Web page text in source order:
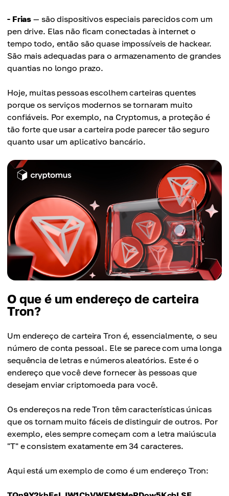
- Frias — são dispositivos especiais parecidos com um
pen drive. Elas não ficam conectadas à internet o
tempo todo, então são quase impossíveis de hackear.
São mais adequadas para o armazenamento de grandes
quantias no longo prazo.
Hoje, muitas pessoas escolhem carteiras quentes
porque os serviços modernos se tornaram muito
confiáveis. Por exemplo, na Cryptomus, a proteção é
tão forte que usar a carteira pode parecer tão seguro
quanto usar um aplicativo bancário.
O que é um endereço de carteira
Tron?
Um endereço de carteira Tron é, essencialmente, o seu
número de conta pessoal. Ele se parece com uma longa
sequência de letras e números aleatórios. Este é o
endereço que você deve fornecer às pessoas que
desejam enviar criptomoeda para você.
Os endereços na rede Tron têm características únicas
que os tornam muito fáceis de distinguir de outros. Por
exemplo, eles sempre começam com a letra maiúscula
"T" e consistem exatamente em 34 caracteres.
Aqui está um exemplo de como é um endereço Tron: